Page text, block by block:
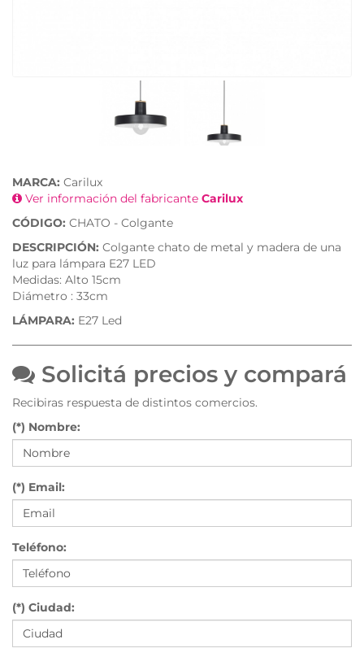
MARCA: Carilux
Ver información del fabricante Carilux
CÓDIGO: CHATO - Colgante
DESCRIPCIÓN: Colgante chato de metal y madera de una
luz para lámpara E27 LED
Medidas: Alto 15cm
Diámetro : 33cm
LÁMPARA: E27 Led
Solicitá precios y compará
Recibiras respuesta de distintos comercios.
(*) Nombre:
(*) Email:
Teléfono:
(*) Ciudad: